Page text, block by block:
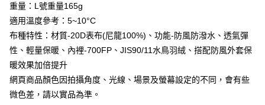
２．便利：只要手機號碼，簡訊認證，即可結帳。
３．安心：先確認商品／服務後，再付款。
【「AFTEE先享後付」結帳流程】
１．於結帳方式選擇「AFTEE先享後付」後，將跳轉至「AFTEE先享後付」
２．訂單成立數日內，您將收到繳費通知簡訊。
３．收到繳費通知簡訊後14天內，點擊此簡訊中的連結，可透過四大超商／
ATM／網路銀行／等多元方式進行付款，方視為交易完成。
※ 請注意：結帳手續完成當下不需立刻繳費，但若您需要取消訂單，請聯絡
運送方式
全家取貨付款
每筆NT$60，滿NT$499(含以上)免運費
7-11取貨付款
每筆NT$60，滿NT$799(含以上)免運費
重量：L號重量165g
適用溫度參考：5~10°C
布種特性：材質-20D表布(尼龍100%)、功能-防風防潑水、透氣彈
性、輕量保暖、內裡-700FP、JIS90/11水鳥羽絨、搭配防風外套保
暖效果加倍提升
網頁商品顏色因拍攝角度、光線、場景及螢幕設定的不同，會有些
微色差，請以實品為準。